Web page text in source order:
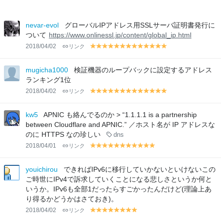
nevar-evol
グローバルIPアドレス用SSLサーバ証明書発行に
ついて https://www.onlinessl.jp/content/global_ip.html
2018/04/02 リンク
y
lo
y
lo
y
lo
y
lo
y y
lo
y
lo
y
lo
y
lo
y
lo
y
lo
y
lolo
mugicha1000
検証機器のループバックに設定するアドレス
ランキング1位
2018/04/02 リンク
y
lo
w
y
lo
w
y
lo
w
y
lo
w
y
lo
w
y
lo
w
y
lo
w
y
lo
w
y
lo
w
y
lo
w
y
lo
w
y
lo
w
lo
w
kw5
APNIC も絡んでるのか > “1.1.1.1 is a partnership
between Cloudflare and APNIC.” ／ホスト名が IP アドレスな
のに HTTPS なの珍しい
dns
2018/04/01 リンク
y
lo
y
lo
w
y
lo
w
y
lo
w
y
lo
w
y
lo
w
y
lo
w
y
lo
w
y
lo
w
y
lo
w
lo
w
youichirou
できればIPv6に移行していかないといけないこの
ご時世にIPv4で訴求していくことになる悲しさというか何と
いうか。IPv6も全部1だったらすごかったんだけど(理論上あ
り得るかどうかはさておき)。
2018/04/02 リンク
y y y y y y y